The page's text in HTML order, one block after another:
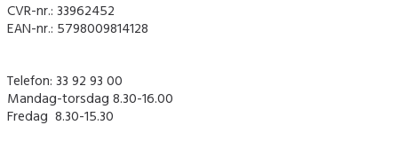
CVR-nr.: 33962452
EAN-nr.: 5798009814128
Telefon: 33 92 93 00
Mandag-torsdag 8.30-16.00
Fredag ​ 8.30-15.30